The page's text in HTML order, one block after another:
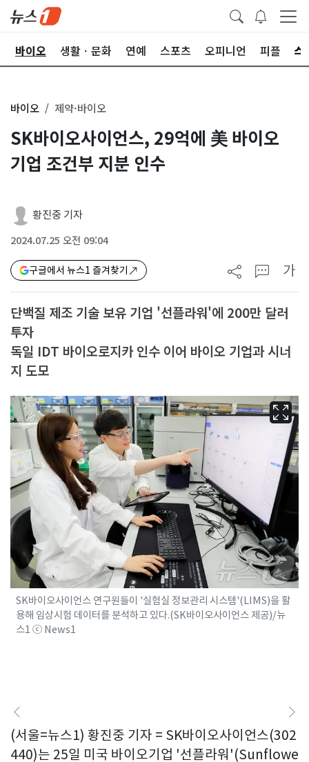
바이오 생활ㆍ문화 연예 스포츠 오피니언 피플
바이오 제약·바이오
SK바이오사이언스, 29억에 美 바이오
기업 조건부 지분 인수
황진중 기자
2024.07.25 오전 09:04
구글에서 뉴스1 즐겨찾기 가
단백질 제조 기술 보유 기업 '선플라워'에 200만 달러
투자
독일 IDT 바이오로지카 인수 이어 바이오 기업과 시너
지 도모
SK바이오사이언스 연구원들이 '실험실 정보관리 시스템'(LIMS)을 활
용해 임상시험 데이터를 분석하고 있다.(SK바이오사이언스 제공)/뉴
스1 ⓒ News1
(서울=뉴스1) 황진중 기자 = SK바이오사이언스(302
440)는 25일 미국 바이오기업 '선플라워'(Sunflowe